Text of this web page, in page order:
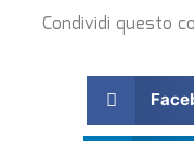
Condividi questo